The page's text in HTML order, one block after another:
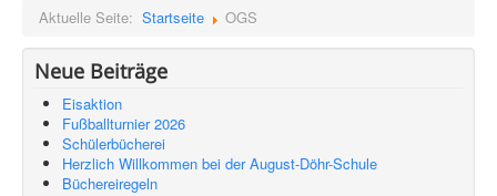
Aktuelle Seite: Startseite OGS
Neue Beiträge
Eisaktion
Fußballturnier 2026
Schülerbücherei
Herzlich Willkommen bei der August-Döhr-Schule
Büchereiregeln